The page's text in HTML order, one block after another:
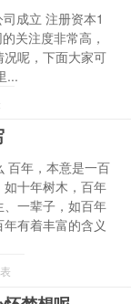
司成立 注册资本1
关注度非常高，
呢，下面大家可
...
百年，本意是一百
十年树木，百年
一辈子，如百年
有着丰富的含义